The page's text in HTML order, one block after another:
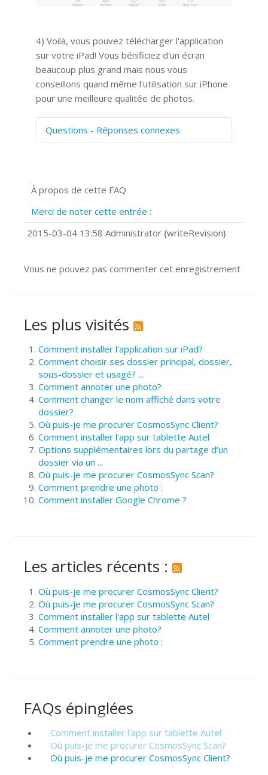
4) Voilà, vous pouvez télécharger l'application
sur votre iPad! Vous bénificiez d'un écran
beaucoup plus grand mais nous vous
conseillons quand même l'utilisation sur iPhone
pour une meilleure qualitée de photos.
Questions - Réponses connexes
Prise de vue 360°
?
Comment installer Google Chrome ?
À propos de cette FAQ
Merci de noter cette entrée :
2015-03-04 13:58 Administrator {writeRevision}
Vous ne pouvez pas commenter cet enregistrement
Les plus visités
Comment installer l'application sur iPad?
Comment choisir ses dossier principal, dossier,
sous-dossier et usagé? ...
Comment annoter une photo?
Comment changer le nom affiché dans votre
dossier?
Où puis-je me procurer CosmosSync Client?
Comment installer l'app sur tablette Autel
Options supplémentaires lors du partage d’un
dossier via un ...
Où puis-je me procurer CosmosSync Scan?
Comment prendre une photo :
Comment installer Google Chrome ?
Les articles récents :
Où puis-je me procurer CosmosSync Client?
Où puis-je me procurer CosmosSync Scan?
Comment installer l'app sur tablette Autel
Comment annoter une photo?
Comment prendre une photo :
FAQs épinglées
Comment installer l'app sur tablette Autel
Où puis-je me procurer CosmosSync Scan?
Où puis-je me procurer CosmosSync Client?